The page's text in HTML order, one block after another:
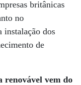
britânicas
no
instalação dos
de
renovável vem do